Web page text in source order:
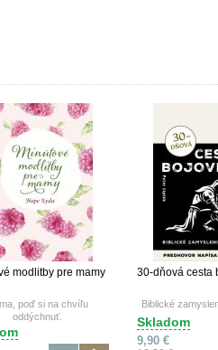
modlitby pre mamy
poď si na chvíľu
oddýchnuť.
30-dňová cesta
Biblické
Skladom
9,90 €